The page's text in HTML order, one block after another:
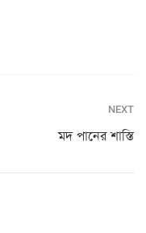
NEXT
মদ পানের শাস্তি